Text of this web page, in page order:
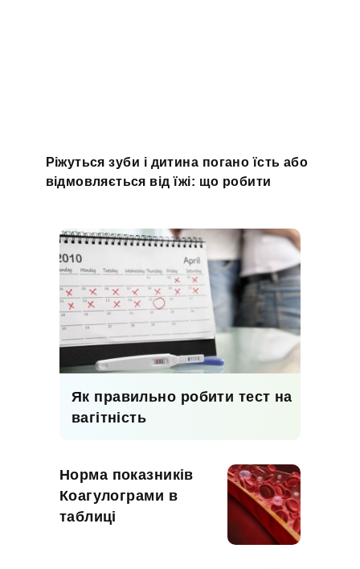
Ріжуться зуби і дитина погано їсть або
відмовляється від їжі: що робити
Як правильно робити тест на
вагітність
Норма показників
Коагулограми в
таблиці